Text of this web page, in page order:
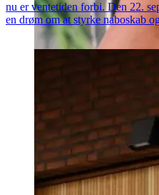
nu er ventetiden forbi. Den 22.
en drøm om at styrke naboskab